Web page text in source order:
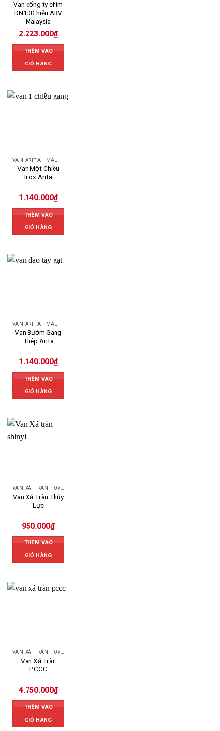
Van cổng ty chìm
DN100 hiệu ARV
Malaysia
2.223.000₫
THÊM VÀO
GIỎ HÀNG
Van Một Chiều
Inox Arita
1.140.000₫
THÊM VÀO
GIỎ HÀNG
Van Bướm Gang
Thép Arita
1.140.000₫
THÊM VÀO
GIỎ HÀNG
VAN XẢ TRÀN - OVERFLOW VALVE
Van Xả Tràn Thủy
Lực
950.000₫
THÊM VÀO
GIỎ HÀNG
VAN XẢ TRÀN - OVERFLOW VALVE
Van Xả Tràn
PCCC
4.750.000₫
THÊM VÀO
GIỎ HÀNG